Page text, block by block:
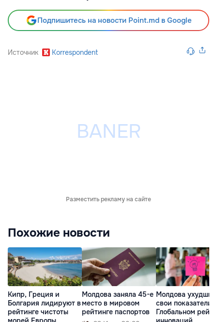
Подпишитесь на новости Point.md в Google
Источник Korrespondent
Разместить рекламу на сайте
Похожие новости
Кипр, Греция и
Болгария лидируют в
рейтинге чистоты
Молдова заняла 45-е
место в мировом
рейтинге паспортов
Молдова
свои показатели
Глобальном